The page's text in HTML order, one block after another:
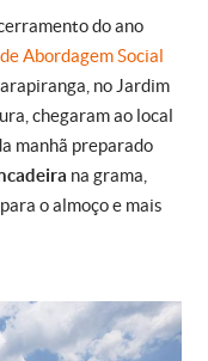
do ano
Abordagem Social
no Jardim
chegaram ao local
manhã preparado
na grama,
o almoço e mais